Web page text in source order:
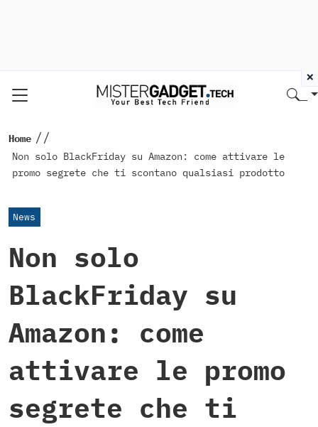
Home //
Non solo BlackFriday su Amazon: come attivare le
promo segrete che ti scontano qualsiasi prodotto
News
Non solo
BlackFriday su
Amazon: come
attivare le promo
segrete che ti
×